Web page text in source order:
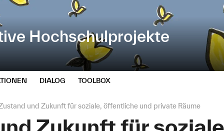
Hochschulprojekte
DIALOG TOOLBOX
und Zukunft für soziale, öffentliche und private Räume